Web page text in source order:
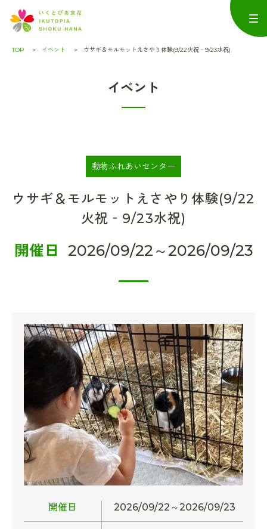
TOP イベント ウサギ＆モルモットえさやり体験(9/22火祝‐9/23水祝)
イベント
動物ふれあいセンター
ウサギ＆モルモットえさやり体験(9/22
火祝‐9/23水祝)
開催日 2026/09/22～2026/09/23
開催日 2026/09/22～2026/09/23